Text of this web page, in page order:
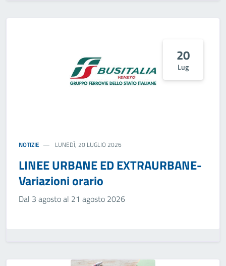
20
Lug
NOTIZIE LUNEDÌ, 20 LUGLIO 2026
LINEE URBANE ED EXTRAURBANE-
Variazioni orario
Dal 3 agosto al 21 agosto 2026